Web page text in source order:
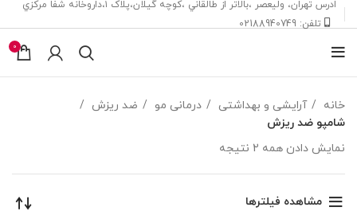
ادرس تهران، ‎وليعصر ،بالاتر از طالقاني ،كوچه گيلان،پلاک ۱،داروخانه شفا مركزي
تلفن: 02188940749
0
خانه آرایشی و بهداشتی درمانی مو
ضد ریزش
شامپو ضد ریزش
نمایش دادن همه 2 نتیجه
مشاهده فیلترها